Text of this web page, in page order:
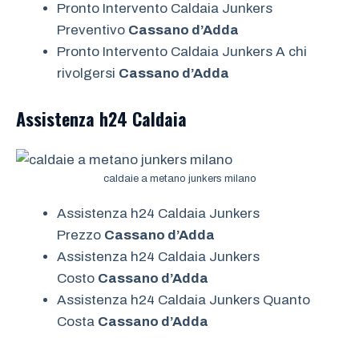
Pronto Intervento Caldaia Junkers
Preventivo Cassano d’Adda
Pronto Intervento Caldaia Junkers A chi
rivolgersi Cassano d’Adda
Assistenza h24 Caldaia
caldaie a metano junkers milano
Assistenza h24 Caldaia Junkers
Prezzo Cassano d’Adda
Assistenza h24 Caldaia Junkers
Costo Cassano d’Adda
Assistenza h24 Caldaia Junkers Quanto
Costa Cassano d’Adda